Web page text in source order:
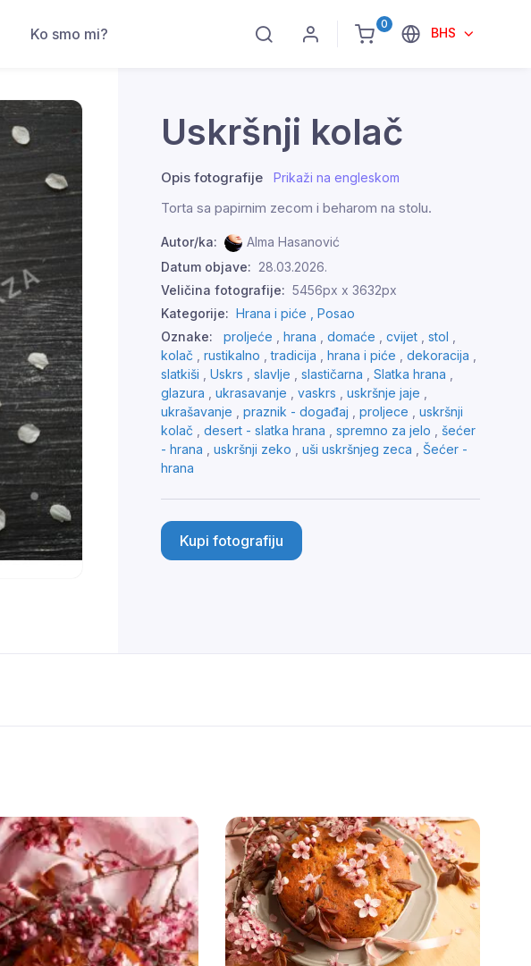
0
BHS
Ko smo mi?
Uskršnji kolač
Opis fotografije Prikaži na engleskom
Torta sa papirnim zecom i beharom na stolu.
Autor/ka:
Alma Hasanović
Datum objave: 28.03.2026.
Veličina fotografije: 5456px x 3632px
Kategorije: Hrana i piće , Posao
Oznake:
proljeće , hrana , domaće , cvijet , stol ,
kolač , rustikalno ,tradicija , hrana i piće , dekoracija ,
slatkiši , Uskrs , slavlje , slastičarna , Slatka hrana ,
glazura , ukrasavanje , vaskrs , uskršnje jaje ,
ukrašavanje , praznik - događaj , proljece , uskršnji
kolač , desert - slatka hrana , spremno za jelo , šećer
- hrana , uskršnji zeko , uši uskršnjeg zeca , Šećer -
hrana
Kupi fotografiju